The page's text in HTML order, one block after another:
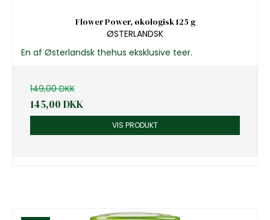
Flower Power, økologisk 125 g
ØSTERLANDSK
En af Østerlandsk thehus eksklusive teer.
149,00 DKK
145,00 DKK
VIS PRODUKT